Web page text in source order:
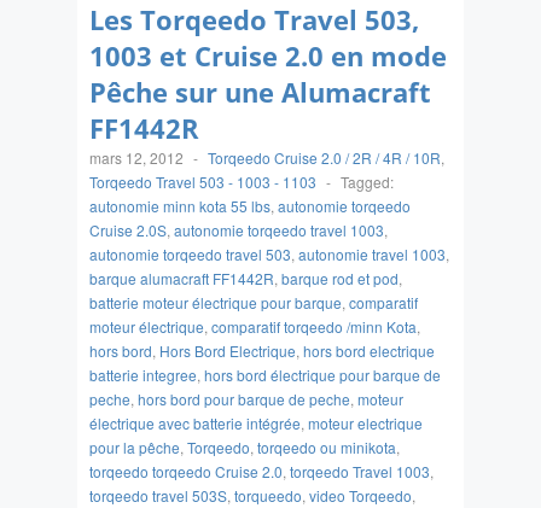
Les Torqeedo Travel 503,
1003 et Cruise 2.0 en mode
Pêche sur une Alumacraft
FF1442R
mars 12, 2012 - Torqeedo Cruise 2.0 / 2R / 4R / 10R,
Torqeedo Travel 503 - 1003 - 1103 - Tagged:
autonomie minn kota 55 lbs, autonomie torqeedo
Cruise 2.0S, autonomie torqeedo travel 1003,
autonomie torqeedo travel 503, autonomie travel 1003,
barque alumacraft FF1442R, barque rod et pod,
batterie moteur électrique pour barque, comparatif
moteur électrique, comparatif torqeedo /minn Kota,
hors bord, Hors Bord Electrique, hors bord electrique
batterie integree, hors bord électrique pour barque de
peche, hors bord pour barque de peche, moteur
électrique avec batterie intégrée, moteur electrique
pour la pêche, Torqeedo, torqeedo ou minikota,
torqeedo torqeedo Cruise 2.0, torqeedo Travel 1003,
torqeedo travel 503S, torqueedo, video Torqeedo,